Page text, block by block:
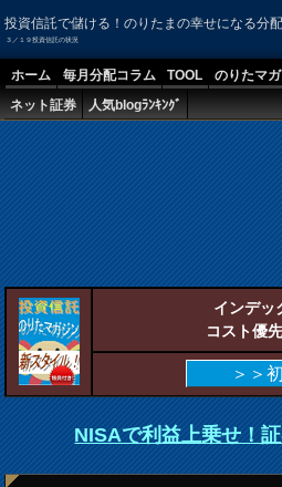
投資信託で儲ける！のりたまの幸せになる分
３／１９投資信託の状況
ホーム 毎月分配コラム TOOL のりたマ
ネット証券
人気blogﾗﾝｷﾝｸﾞ
インデッ
コスト優
＞＞
NISAで利益上乗せ！